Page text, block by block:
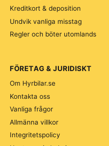
Kreditkort & deposition
Undvik vanliga misstag
Regler och böter utomlands
FÖRETAG & JURIDISKT
Om Hyrbilar.se
Kontakta oss
Vanliga frågor
Allmänna villkor
Integritetspolicy